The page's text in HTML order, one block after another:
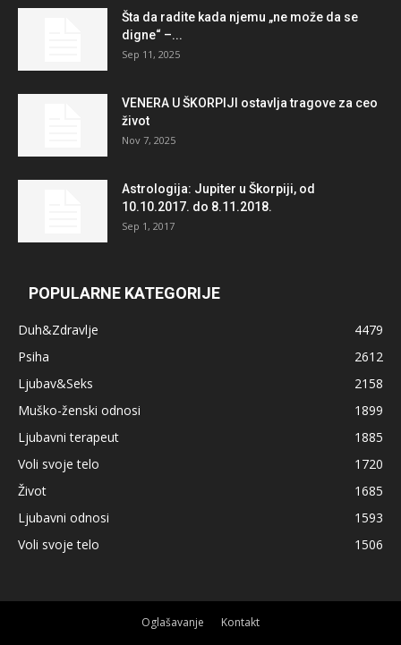
Šta da radite kada njemu „ne može da se
digne“ –...
Sep 11, 2025
VENERA U ŠKORPIJI ostavlja tragove za ceo
život
Nov 7, 2025
Astrologija: Jupiter u Škorpiji, od
10.10.2017. do 8.11.2018.
Sep 1, 2017
POPULARNE KATEGORIJE
Duh&Zdravlje
4479
Psiha
2612
Ljubav&Seks
2158
Muško-ženski odnosi
1899
Ljubavni terapeut
1885
Voli svoje telo
1720
Život
1685
Ljubavni odnosi
1593
Voli svoje telo
1506
Oglašavanje Kontakt